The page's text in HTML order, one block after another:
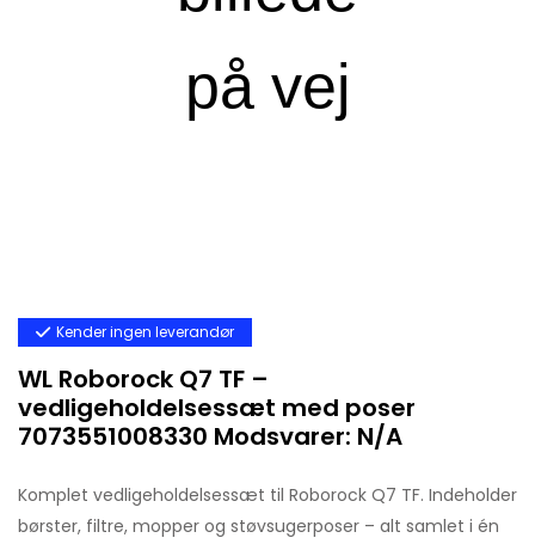
Kender ingen leverandør
WL Roborock Q7 TF –
vedligeholdelsessæt med poser
7073551008330 Modsvarer: N/A
Komplet vedligeholdelsessæt til Roborock Q7 TF. Indeholder
børster, filtre, mopper og støvsugerposer – alt samlet i én